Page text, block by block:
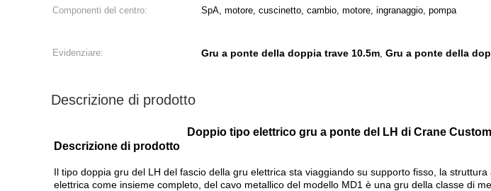
Componenti del centro:
SpA, motore, cuscinetto, cambio, motore, ingranaggio, pompa
Evidenziare: Gru a ponte della doppia trave 10.5m, Gru a ponte della
Descrizione di prodotto
Doppio tipo elettrico gru a ponte del LH di Crane
Descrizione di prodotto
Il tipo doppia gru del LH del fascio della gru elettrica sta viaggiando su supporto fisso, la
elettrica come insieme completo, del cavo metallico del modello MD1 è una gru della classe di